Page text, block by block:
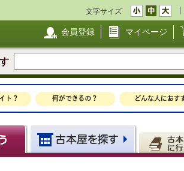
文字サイズ
会員登録 マイページ